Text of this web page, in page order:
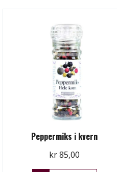
Peppermiks i kvern
kr85,00